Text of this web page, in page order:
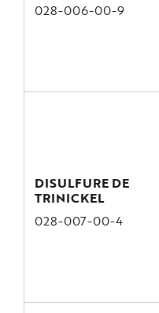
028-006-00-9
DISULFURE DE
TRINICKEL
028-007-00-4